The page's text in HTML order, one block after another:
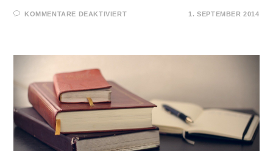
KOMMENTARE DEAKTIVIERTFÜR
1. SEPTEMBER 2014